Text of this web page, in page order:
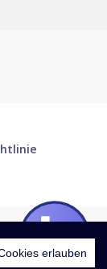
erlauben